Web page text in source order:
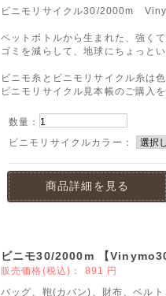
ビニモリサイクル30/2000m
ペットボトルから生まれた、強く
ゴミを減らして、地球にちょっと
ビニモ糸とビニモリサイクル糸は
ビニモリサイクル見本帳のご購入
数量：
ビニモリサイクルカラー：
商品詳細を見る
ビニモ30/2000m 【
販売価格(税込)： 891 円
バッグ、鞄(カバン)、財布、ベル